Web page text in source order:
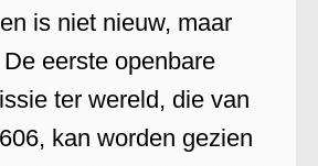
is niet nieuw, maar
eerste openbare
ter wereld, die van
kan worden gezien